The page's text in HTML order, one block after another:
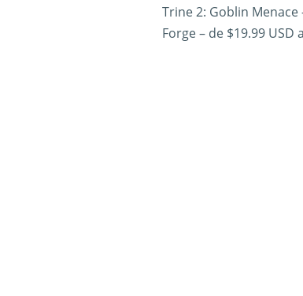
Trine 2: Goblin Menace
Forge – de $19.99 USD